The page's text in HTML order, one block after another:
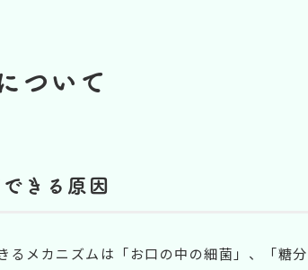
ついて
きる原因
るメカニズムは「お口の中の細菌」、「糖